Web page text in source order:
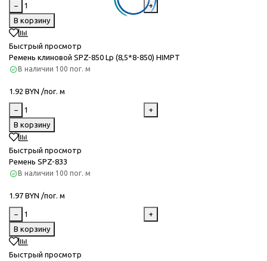
−
+
В корзину
Быстрый просмотр
Ремень клиновой SPZ-850 Lp (8,5*8-850) HIMPT
В наличии 100 пог. м
1.92 BYN /пог. м
−
+
В корзину
Быстрый просмотр
Ремень SPZ-833
В наличии 100 пог. м
1.97 BYN /пог. м
−
+
В корзину
Быстрый просмотр